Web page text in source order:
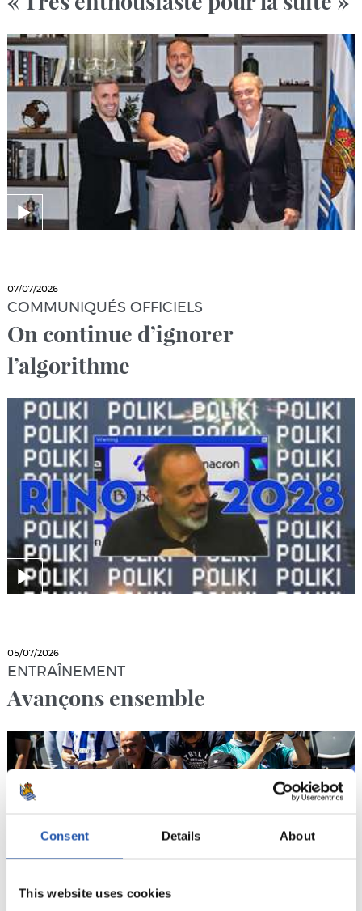
Consent Details About
This website uses cookies
07/07/2026
COMMUNIQUÉS OFFICIELS
On continue d’ignorer
l’algorithme
05/07/2026
ENTRAÎNEMENT
Avançons ensemble